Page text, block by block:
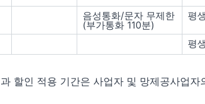
음성통화/문자 무제한
(부가통화 110분)
평
평
할인 적용 기간은 사업자 및 망제공사업자